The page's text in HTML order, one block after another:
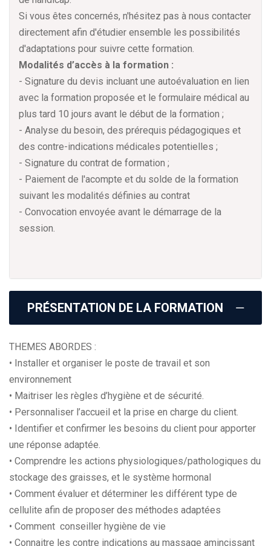
Si vous êtes concernés, n'hésitez pas à nous contacter
directement afin d'étudier ensemble les possibilités
d'adaptations pour suivre cette formation.
Modalités d’accès à la formation :
- Signature du devis incluant une autoévaluation en lien
avec la formation proposée et le formulaire médical au
plus tard 10 jours avant le début de la formation ;
- Analyse du besoin, des prérequis pédagogiques et
des contre-indications médicales potentielles ;
- Signature du contrat de formation ;
- Paiement de l'acompte et du solde de la formation
suivant les modalités définies au contrat
- Convocation envoyée avant le démarrage de la
session.
PRÉSENTATION DE LA FORMATION
THEMES ABORDES :
• Installer et organiser le poste de travail et son
environnement
• Maitriser les règles d’hygiène et de sécurité.
• Personnaliser l’accueil et la prise en charge du client.
• Identifier et confirmer les besoins du client pour apporter
une réponse adaptée.
• Comprendre les actions physiologiques/pathologiques du
stockage des graisses, et le système hormonal
• Comment évaluer et déterminer les différent type de
cellulite afin de proposer des méthodes adaptées
• Comment conseiller hygiène de vie
• Connaitre les contre indications au massage amincissant